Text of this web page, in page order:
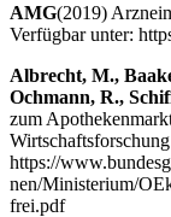
AMG(2019)
Verfügbar unter:
Albrecht, M.,
Ochmann, R.,
zum
https://
nen/Ministerium/
frei.pdf